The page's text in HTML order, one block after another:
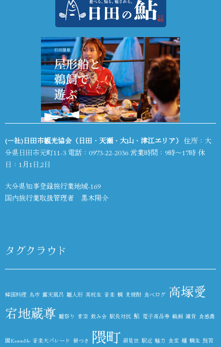
(一社)日田市観光協会（日田・天瀬・大山・津江エリア） 住所：大
分県日田市元町11-3 電話： 0973-22-2036 営業時間：9時～17時 休
日：1月1日,2日
大分県知事登録旅行業地域-169
国内旅行業取扱管理者 黒木陽介
タグクラウド
韓国料理 鳥市 露天風呂 雛人形 高校生 音楽 鯛 麦焼酎 食べログ 高塚愛
宕地蔵尊 雛祭り 青空 飲み会 駅長対抗 鮎 電子商品券 鵜飼 雑貨 食感農
園KazetoNe 音楽大パレード 餅つき 隈町 顔見世 駅近 魅力 食堂 麺 鯛生 鼓笛